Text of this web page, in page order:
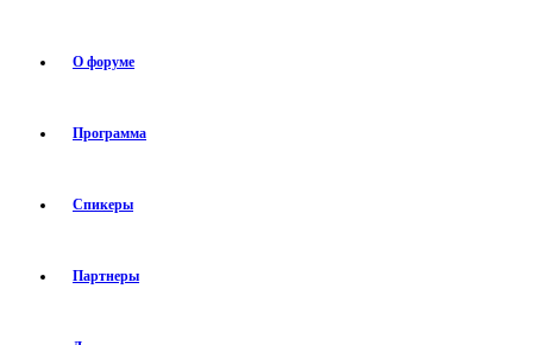
О форуме
Программа
Спикеры
Партнеры